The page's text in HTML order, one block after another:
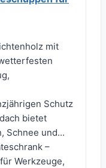
mit
Schutz
bietet
Schnee und...
–
Werkzeuge,